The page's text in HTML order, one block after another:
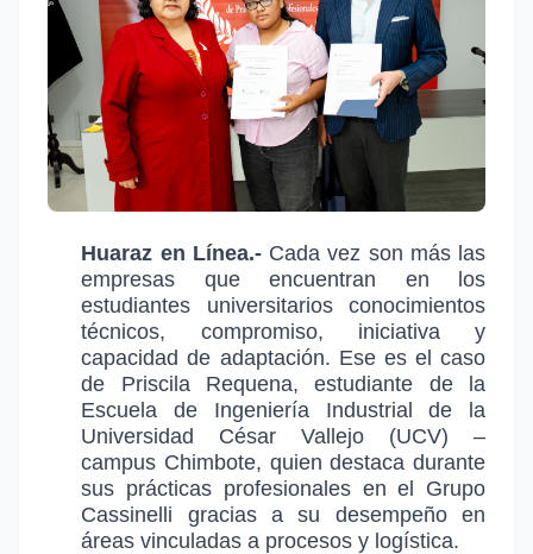
Huaraz en Línea.-Cada vez son más las
empresas que encuentran en los
estudiantes universitarios conocimientos
técnicos, compromiso, iniciativa y
capacidad de adaptación. Ese es el caso
de Priscila Requena, estudiante de la
Escuela de Ingeniería Industrial de la
Universidad César Vallejo (UCV) –
campus Chimbote, quien destaca durante
sus prácticas profesionales en el Grupo
Cassinelli gracias a su desempeño en
áreas vinculadas a procesos y logística.